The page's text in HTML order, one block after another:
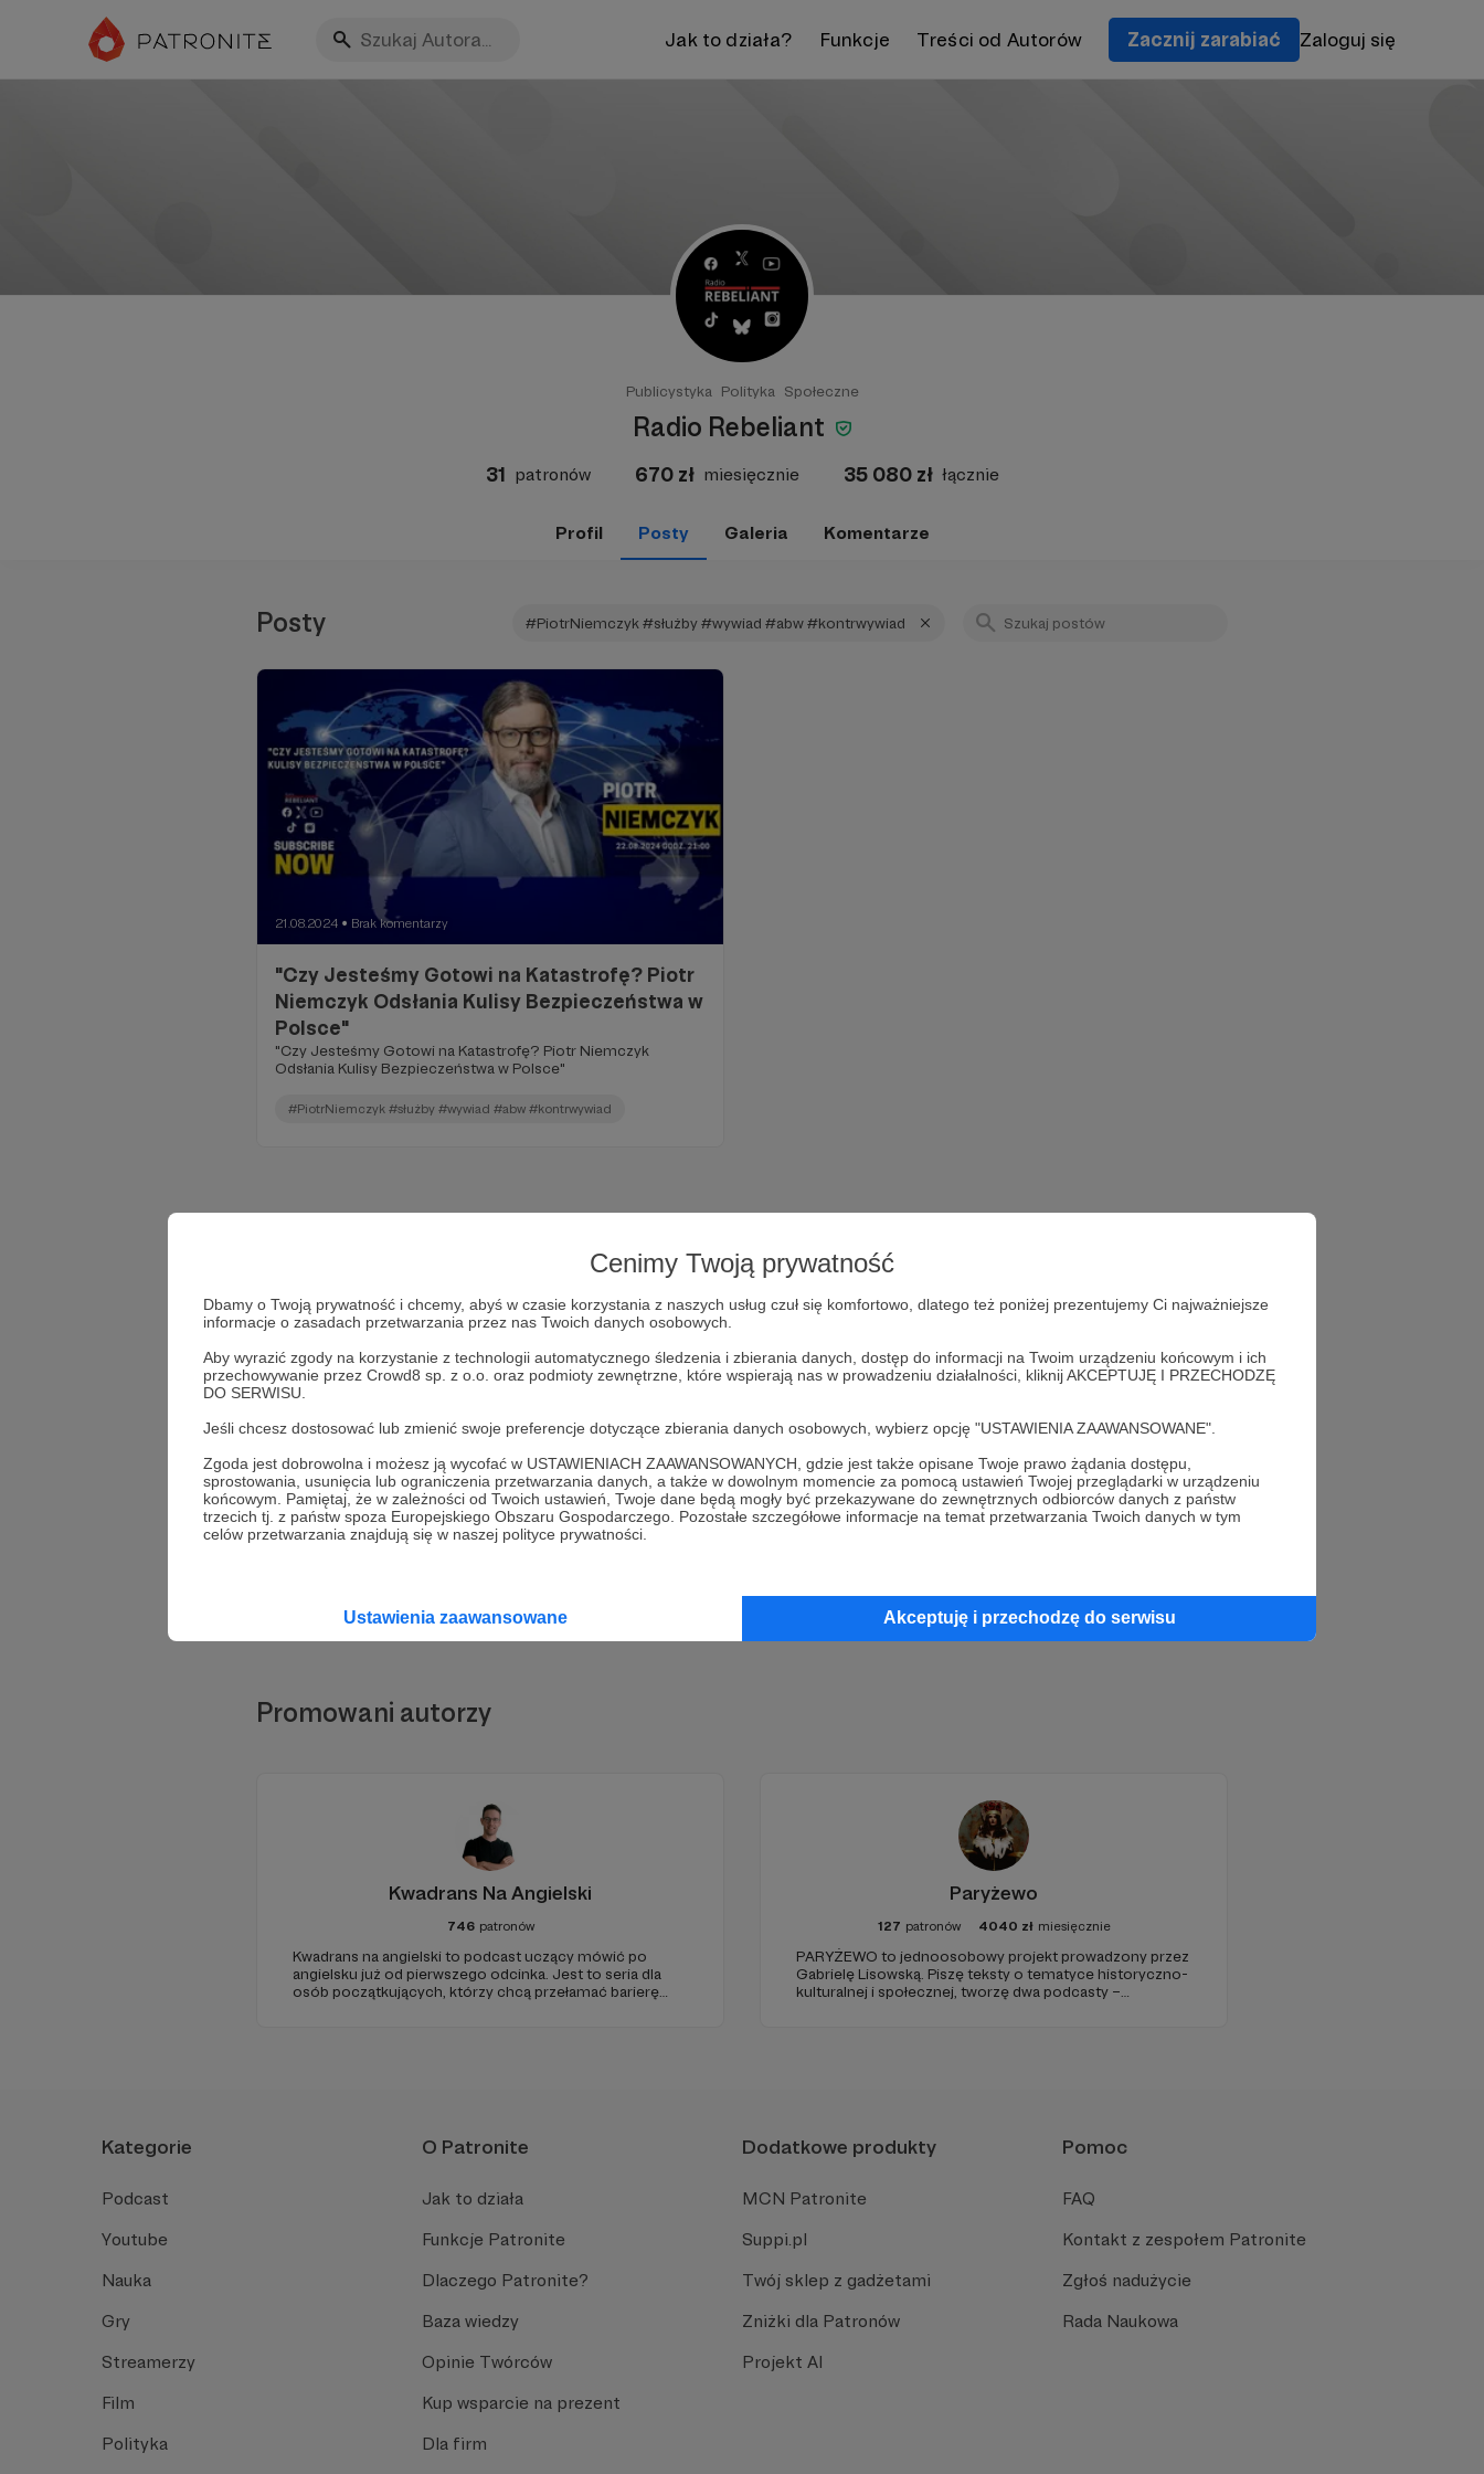
Cenimy Twoją prywatność
Dbamy o Twoją prywatność i chcemy, abyś w czasie korzystania z naszych usług czuł się komfortowo, dlatego też poniżej prezentujemy Ci najważniejsze
informacje o zasadach przetwarzania przez nas Twoich danych osobowych.
Aby wyrazić zgody na korzystanie z technologii automatycznego śledzenia i zbierania danych, dostęp do informacji na Twoim urządzeniu końcowym i ich
przechowywanie przez Crowd8 sp. z o.o. oraz podmioty zewnętrzne, które wspierają nas w prowadzeniu działalności, kliknij AKCEPTUJĘ I PRZECHODZĘ
DO SERWISU.
Jeśli chcesz dostosować lub zmienić swoje preferencje dotyczące zbierania danych osobowych, wybierz opcję "USTAWIENIA ZAAWANSOWANE".
Zgoda jest dobrowolna i możesz ją wycofać w USTAWIENIACH ZAAWANSOWANYCH, gdzie jest także opisane Twoje prawo żądania dostępu,
sprostowania, usunięcia lub ograniczenia przetwarzania danych, a także w dowolnym momencie za pomocą ustawień Twojej przeglądarki w urządzeniu
końcowym. Pamiętaj, że w zależności od Twoich ustawień, Twoje dane będą mogły być przekazywane do zewnętrznych odbiorców danych z państw
trzecich tj. z państw spoza Europejskiego Obszaru Gospodarczego. Pozostałe szczegółowe informacje na temat przetwarzania Twoich danych w tym
celów przetwarzania znajdują się w naszej polityce prywatności.
Ustawienia zaawansowane Akceptuję i przechodzę do serwisu
Jak to działa? Funkcje Treści od Autorów Zacznij zarabiać Zaloguj się
Publicystyka Polityka Społeczne
Radio Rebeliant
31 patronów 670 zł miesięcznie 35 080 zł łącznie
Profil Posty Galeria Komentarze
Posty #PiotrNiemczyk #służby #wywiad #abw #kontrwywiad
21.08.2024 ● Brak komentarzy
"Czy Jesteśmy Gotowi na Katastrofę? Piotr
Niemczyk Odsłania Kulisy Bezpieczeństwa w
Polsce"
"Czy Jesteśmy Gotowi na Katastrofę? Piotr Niemczyk
Odsłania Kulisy Bezpieczeństwa w Polsce"
#PiotrNiemczyk #służby #wywiad #abw #kontrwywiad
Dołącz do grona Patronów!
Wesprzyj działalność AutoraRadio Rebeliantjuż teraz!
Promowani autorzy
Kwadrans Na Angielski
746 patronów
Kwadrans na angielski to podcast uczący mówić po
angielsku już od pierwszego odcinka. Jest to seria dla
osób początkujących, którzy chcą przełamać barierę
Paryżewo
127 patronów 4040 zł miesięcznie
PARYŻEWO to jednoosobowy projekt prowadzony przez
Gabrielę Lisowską. Piszę teksty o tematyce historyczno-
kulturalnej i społecznej, tworzę dwa podcasty –
Kategorie
Podcast
Youtube
Nauka
Gry
Streamerzy
Film
Polityka
O Patronite
Jak to działa
Funkcje Patronite
Dlaczego Patronite?
Baza wiedzy
Opinie Twórców
Kup wsparcie na prezent
Dla firm
Dodatkowe produkty
MCN Patronite
Suppi.pl
Twój sklep z gadżetami
Zniżki dla Patronów
Projekt AI
Pomoc
FAQ
Kontakt z zespołem Patronite
Zgłoś nadużycie
Rada Naukowa